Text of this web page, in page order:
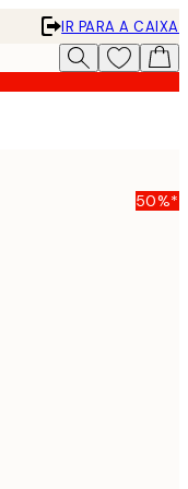
IR PARA A CAIXA
50%*